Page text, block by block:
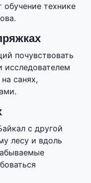
технике
почувствовать
санях,
с другой
лесу и вдоль